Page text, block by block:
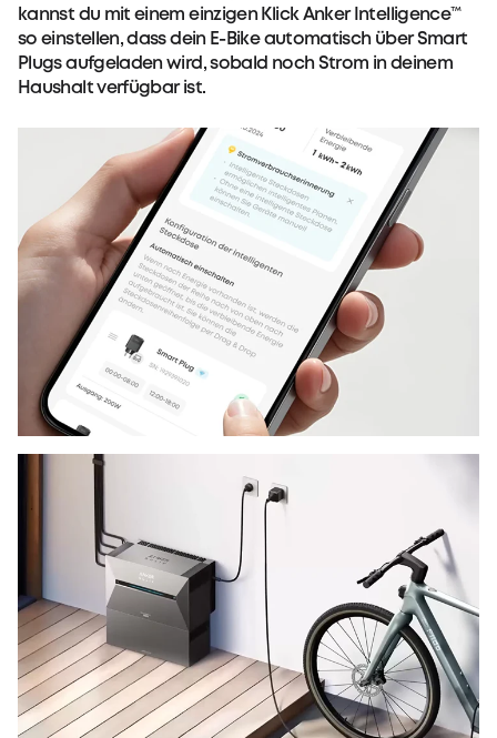
kannst du mit einem einzigen Klick Anker Intelligence™
so einstellen, dass dein E-Bike automatisch über Smart
Plugs aufgeladen wird, sobald noch Strom in deinem
Haushalt verfügbar ist.